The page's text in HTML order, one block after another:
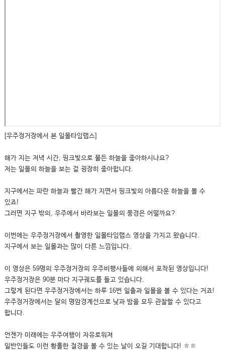
[우주정거장에서 본 일몰타임랩스]
해가 지는 저녁 시간, 핑크빛으로 물든 하늘을 좋아하시나요?
저는 일몰의 하늘을 보는 걸 굉장히 좋아합니다.
지구에서는 파란 하늘과 빨간 해가 지면서 핑크빛의 아름다운 하늘을 볼 수
있죠!
그러면 지구 밖의, 우주에서 바라보는 일몰의 풍경은 어떨까요?
이번에는 우주정거장에서 촬영한 일몰타임랩스 영상을 가지고 왔습니다.
지구에서 보는 일몰과는 많이 다른 느낌입니다.
이 영상은 59명의 우주정거장의 우주비행사들에 의해서 포착된 영상입니다!
우주정거장은 90분 마다 지구궤도를 돌고 있습니다.
그렇게 된다면 우주정거장에서는 하루 16번 일출과 일몰을 볼 수 있다는 거죠!
우주정거장에서는 달의 명암경계선으로 낮과 밤을 모두 관찰할 수 있다고
합니다.
언젠가 미래에는 우주여행이 자유로워져
일반인들도 이런 황홀한 절경을 볼 수 있는 날이 오길 기대합니다! ㅎㅎ